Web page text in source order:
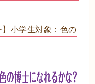
】小学生対象：色の